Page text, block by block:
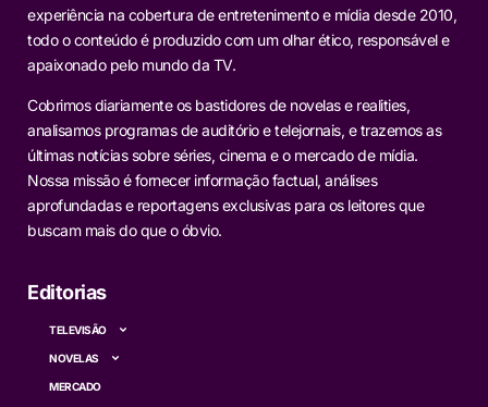
experiência na cobertura de entretenimento e mídia desde 2010,
todo o conteúdo é produzido com um olhar ético, responsável e
apaixonado pelo mundo da TV.
Cobrimos diariamente os bastidores de novelas e realities,
analisamos programas de auditório e telejornais, e trazemos as
últimas notícias sobre séries, cinema e o mercado de mídia.
Nossa missão é fornecer informação factual, análises
aprofundadas e reportagens exclusivas para os leitores que
buscam mais do que o óbvio.
Editorias
TELEVISÃO
NOVELAS
MERCADO